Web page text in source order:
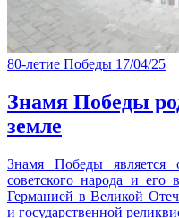
80-летие Победы 17/04/25
Знамя Победы
земле
Знамя Победы
советского народа и его
Германией в Великой
и государственной